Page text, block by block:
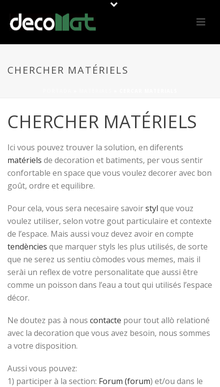
CHERCHER MATÉRIELS
CHERCHER MATÉRIELS
Ici vous pouvez trouver la solution, en diferents
matériels de decoration et batiments, per vous sentir
confortable en space que vous voulez decorer avec bon
goût, ordre et equilibre.
Pour cela, vous sera necesaire savoirstyl que vouz
voulez utiliser, selon votre gout particulaire et contexte
de l’espace. Mais aussi vouz devez avoir en compte
tendències que marquer styls les plus utilisés, de sorte
que ne serez us sentiu còmodes vous memes, mais il
serài un reflex de votre personalitate que aussi être
comme un poisson dans l’eau a tout qui utilisés l’espace
décor.
Ne doutez pas à nous contacte pour tout allò relationé
avec la decoration que vous avez besoin, nous sommes
a votre disposition.
Aussi vous pouvez:
1) participer à la section: Forum (forum) et/ou dans le